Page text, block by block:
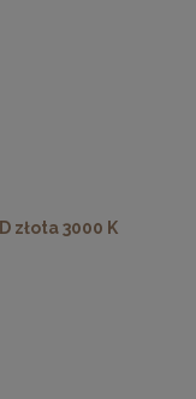
złota 3000 K